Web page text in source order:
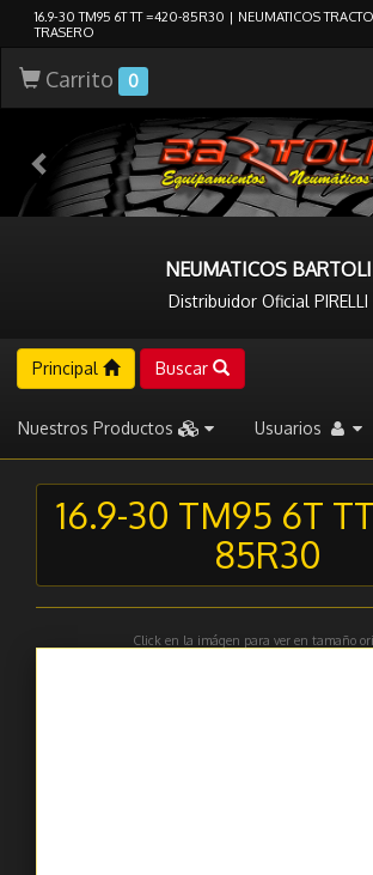
16.9-30 TM95 6T TT =420-85R30 | NEUMATICOS
TRASERO
Carrito 0
NEUMATICOS BARTOLI
Distribuidor Oficial PIRELLI
Principal Buscar
Nuestros Productos Usuarios
16.9-30 TM95 6T
85R30
Click en la imágen para ver en tamaño